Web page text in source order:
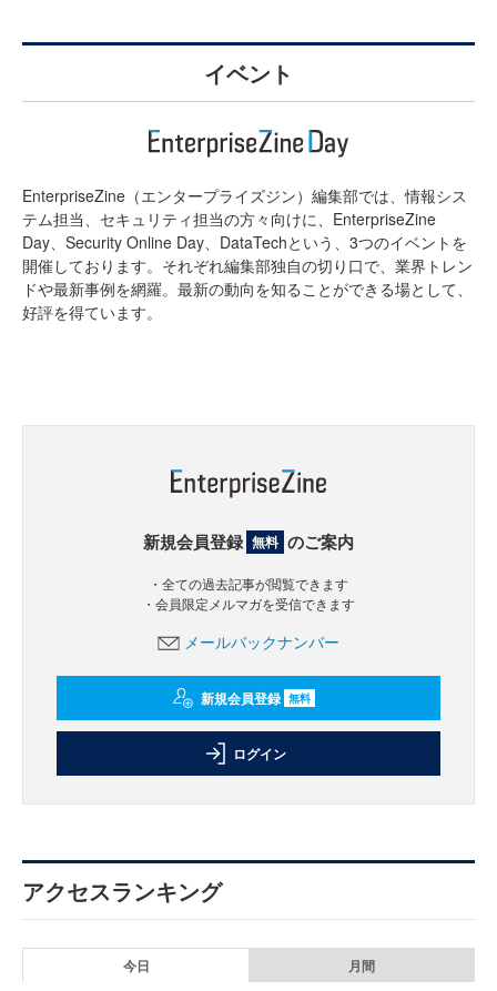
イベント
EnterpriseZine（エンタープライズジン）編集部では、情報シス
テム担当、セキュリティ担当の方々向けに、EnterpriseZine
Day、Security Online Day、DataTechという、3つのイベントを
開催しております。それぞれ編集部独自の切り口で、業界トレン
ドや最新事例を網羅。最新の動向を知ることができる場として、
好評を得ています。
新規会員登録 無料 のご案内
・全ての過去記事が閲覧できます
・会員限定メルマガを受信できます
メールバックナンバー
新規会員登録 無料
ログイン
アクセスランキング
今日 月間